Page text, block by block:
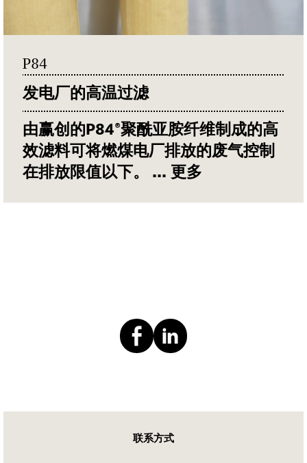
P84
发电厂的高温过滤
由赢创的P84®聚酰亚胺纤维制成的高
效滤料可将燃煤电厂排放的废气控制
在排放限值以下。
... 更多
联系方式